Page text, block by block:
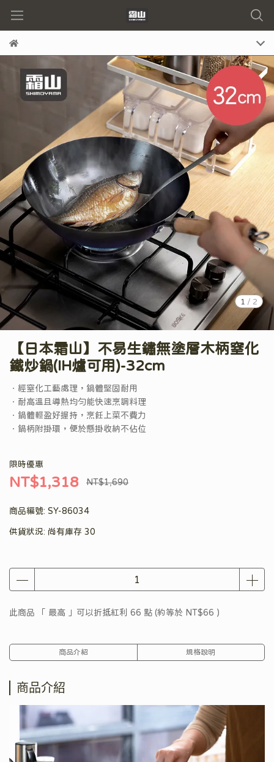
1 / 2
【日本霜山】不易生鏽無塗層木柄窒化
鐵炒鍋(IH爐可用)-32cm
．經窒化工藝處理，鍋體堅固耐用
．耐高溫且導熱均勻能快速烹調料理
．鍋體輕盈好握持，烹飪上菜不費力
．鍋柄附掛環，便於懸掛收納不佔位
限時優惠
NT$1,318 NT$1,690
商品編號: SY-86034
供貨狀況: 尚有庫存 30
此商品 「 最高 」可以折抵紅利 66 點 (約等於 NT$66 )
商品介紹 規格說明
商品介紹